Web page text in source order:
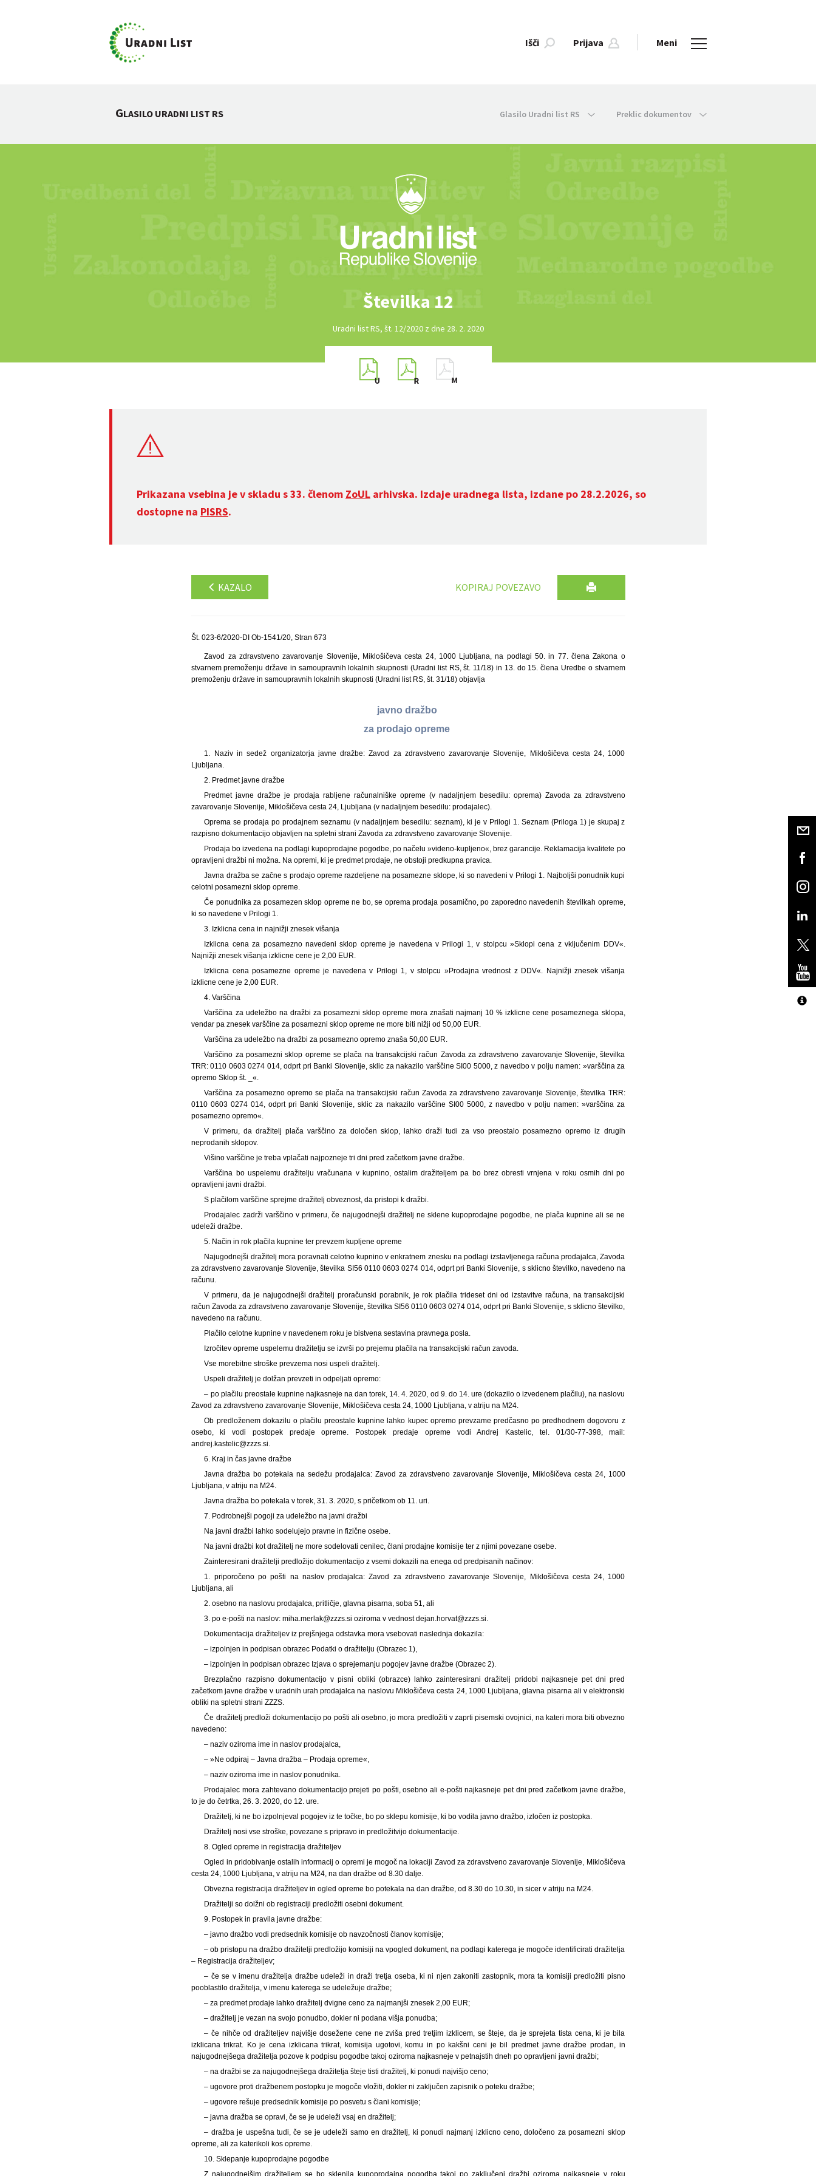
Išči Prijava Meni
GLASILO URADNI LIST RS Glasilo Uradni list RS Preklic dokumentov
Številka 12
Uradni list RS, št. 12/2020 z dne 28. 2. 2020
Prikazana vsebina je v skladu s 33. členom ZoUL arhivska. Izdaje uradnega lista, izdane po 28.2.2026, so
dostopne na PISRS.
KAZALO KOPIRAJ POVEZAVO
Št. 023-6/2020-DI Ob-1541/20, Stran 673
Zavod za zdravstveno zavarovanje Slovenije, Miklošičeva cesta 24, 1000 Ljubljana, na podlagi 50. in 77. člena Zakona o
stvarnem premoženju države in samoupravnih lokalnih skupnosti (Uradni list RS, št. 11/18) in 13. do 15. člena Uredbe o stvarnem
premoženju države in samoupravnih lokalnih skupnosti (Uradni list RS, št. 31/18) objavlja
javno dražbo
za prodajo opreme
1. Naziv in sedež organizatorja javne dražbe: Zavod za zdravstveno zavarovanje Slovenije, Miklošičeva cesta 24, 1000
Ljubljana.
2. Predmet javne dražbe
Predmet javne dražbe je prodaja rabljene računalniške opreme (v nadaljnjem besedilu: oprema) Zavoda za zdravstveno
zavarovanje Slovenije, Miklošičeva cesta 24, Ljubljana (v nadaljnjem besedilu: prodajalec).
Oprema se prodaja po prodajnem seznamu (v nadaljnjem besedilu: seznam), ki je v Prilogi 1. Seznam (Priloga 1) je skupaj z
razpisno dokumentacijo objavljen na spletni strani Zavoda za zdravstveno zavarovanje Slovenije.
Prodaja bo izvedena na podlagi kupoprodajne pogodbe, po načelu »videno-kupljeno«, brez garancije. Reklamacija kvalitete po
opravljeni dražbi ni možna. Na opremi, ki je predmet prodaje, ne obstoji predkupna pravica.
Javna dražba se začne s prodajo opreme razdeljene na posamezne sklope, ki so navedeni v Prilogi 1. Najboljši ponudnik kupi
celotni posamezni sklop opreme.
Če ponudnika za posamezen sklop opreme ne bo, se oprema prodaja posamično, po zaporedno navedenih številkah opreme,
ki so navedene v Prilogi 1.
3. Izklicna cena in najnižji znesek višanja
Izklicna cena za posamezno navedeni sklop opreme je navedena v Prilogi 1, v stolpcu »Sklopi cena z vključenim DDV«.
Najnižji znesek višanja izklicne cene je 2,00 EUR.
Izklicna cena posamezne opreme je navedena v Prilogi 1, v stolpcu »Prodajna vrednost z DDV«. Najnižji znesek višanja
izklicne cene je 2,00 EUR.
4. Varščina
Varščina za udeležbo na dražbi za posamezni sklop opreme mora znašati najmanj 10 % izklicne cene posameznega sklopa,
vendar pa znesek varščine za posamezni sklop opreme ne more biti nižji od 50,00 EUR.
Varščina za udeležbo na dražbi za posamezno opremo znaša 50,00 EUR.
Varščino za posamezni sklop opreme se plača na transakcijski račun Zavoda za zdravstveno zavarovanje Slovenije, številka
TRR: 0110 0603 0274 014, odprt pri Banki Slovenije, sklic za nakazilo varščine SI00 5000, z navedbo v polju namen: »varščina za
opremo Sklop št. _«.
Varščina za posamezno opremo se plača na transakcijski račun Zavoda za zdravstveno zavarovanje Slovenije, številka TRR:
0110 0603 0274 014, odprt pri Banki Slovenije, sklic za nakazilo varščine SI00 5000, z navedbo v polju namen: »varščina za
posamezno opremo«.
V primeru, da dražitelj plača varščino za določen sklop, lahko draži tudi za vso preostalo posamezno opremo iz drugih
neprodanih sklopov.
Višino varščine je treba vplačati najpozneje tri dni pred začetkom javne dražbe.
Varščina bo uspelemu dražitelju vračunana v kupnino, ostalim dražiteljem pa bo brez obresti vrnjena v roku osmih dni po
opravljeni javni dražbi.
S plačilom varščine sprejme dražitelj obveznost, da pristopi k dražbi.
Prodajalec zadrži varščino v primeru, če najugodnejši dražitelj ne sklene kupoprodajne pogodbe, ne plača kupnine ali se ne
udeleži dražbe.
5. Način in rok plačila kupnine ter prevzem kupljene opreme
Najugodnejši dražitelj mora poravnati celotno kupnino v enkratnem znesku na podlagi izstavljenega računa prodajalca, Zavoda
za zdravstveno zavarovanje Slovenije, številka SI56 0110 0603 0274 014, odprt pri Banki Slovenije, s sklicno številko, navedeno na
računu.
V primeru, da je najugodnejši dražitelj proračunski porabnik, je rok plačila trideset dni od izstavitve računa, na transakcijski
račun Zavoda za zdravstveno zavarovanje Slovenije, številka SI56 0110 0603 0274 014, odprt pri Banki Slovenije, s sklicno številko,
navedeno na računu.
Plačilo celotne kupnine v navedenem roku je bistvena sestavina pravnega posla.
Izročitev opreme uspelemu dražitelju se izvrši po prejemu plačila na transakcijski račun zavoda.
Vse morebitne stroške prevzema nosi uspeli dražitelj.
Uspeli dražitelj je dolžan prevzeti in odpeljati opremo:
– po plačilu preostale kupnine najkasneje na dan torek, 14. 4. 2020, od 9. do 14. ure (dokazilo o izvedenem plačilu), na naslovu
Zavod za zdravstveno zavarovanje Slovenije, Miklošičeva cesta 24, 1000 Ljubljana, v atriju na M24.
Ob predloženem dokazilu o plačilu preostale kupnine lahko kupec opremo prevzame predčasno po predhodnem dogovoru z
osebo, ki vodi postopek predaje opreme. Postopek predaje opreme vodi Andrej Kastelic, tel. 01/30-77-398, mail:
andrej.kastelic@zzzs.si.
6. Kraj in čas javne dražbe
Javna dražba bo potekala na sedežu prodajalca: Zavod za zdravstveno zavarovanje Slovenije, Miklošičeva cesta 24, 1000
Ljubljana, v atriju na M24.
Javna dražba bo potekala v torek, 31. 3. 2020, s pričetkom ob 11. uri.
7. Podrobnejši pogoji za udeležbo na javni dražbi
Na javni dražbi lahko sodelujejo pravne in fizične osebe.
Na javni dražbi kot dražitelj ne more sodelovati cenilec, člani prodajne komisije ter z njimi povezane osebe.
Zainteresirani dražitelji predložijo dokumentacijo z vsemi dokazili na enega od predpisanih načinov:
1. priporočeno po pošti na naslov prodajalca: Zavod za zdravstveno zavarovanje Slovenije, Miklošičeva cesta 24, 1000
Ljubljana, ali
2. osebno na naslovu prodajalca, pritličje, glavna pisarna, soba 51, ali
3. po e-pošti na naslov: miha.merlak@zzzs.si oziroma v vednost dejan.horvat@zzzs.si.
Dokumentacija dražiteljev iz prejšnjega odstavka mora vsebovati naslednja dokazila:
– izpolnjen in podpisan obrazec Podatki o dražitelju (Obrazec 1),
– izpolnjen in podpisan obrazec Izjava o sprejemanju pogojev javne dražbe (Obrazec 2).
Brezplačno razpisno dokumentacijo v pisni obliki (obrazce) lahko zainteresirani dražitelj pridobi najkasneje pet dni pred
začetkom javne dražbe v uradnih urah prodajalca na naslovu Miklošičeva cesta 24, 1000 Ljubljana, glavna pisarna ali v elektronski
obliki na spletni strani ZZZS.
Če dražitelj predloži dokumentacijo po pošti ali osebno, jo mora predložiti v zaprti pisemski ovojnici, na kateri mora biti obvezno
navedeno:
– naziv oziroma ime in naslov prodajalca,
– »Ne odpiraj – Javna dražba – Prodaja opreme«,
– naziv oziroma ime in naslov ponudnika.
Prodajalec mora zahtevano dokumentacijo prejeti po pošti, osebno ali e-pošti najkasneje pet dni pred začetkom javne dražbe,
to je do četrtka, 26. 3. 2020, do 12. ure.
Dražitelj, ki ne bo izpolnjeval pogojev iz te točke, bo po sklepu komisije, ki bo vodila javno dražbo, izločen iz postopka.
Dražitelj nosi vse stroške, povezane s pripravo in predložitvijo dokumentacije.
8. Ogled opreme in registracija dražiteljev
Ogled in pridobivanje ostalih informacij o opremi je mogoč na lokaciji Zavod za zdravstveno zavarovanje Slovenije, Miklošičeva
cesta 24, 1000 Ljubljana, v atriju na M24, na dan dražbe od 8.30 dalje.
Obvezna registracija dražiteljev in ogled opreme bo potekala na dan dražbe, od 8.30 do 10.30, in sicer v atriju na M24.
Dražitelji so dolžni ob registraciji predložiti osebni dokument.
9. Postopek in pravila javne dražbe:
– javno dražbo vodi predsednik komisije ob navzočnosti članov komisije;
– ob pristopu na dražbo dražitelji predložijo komisiji na vpogled dokument, na podlagi katerega je mogoče identificirati dražitelja
– Registracija dražiteljev;
– če se v imenu dražitelja dražbe udeleži in draži tretja oseba, ki ni njen zakoniti zastopnik, mora ta komisiji predložiti pisno
pooblastilo dražitelja, v imenu katerega se udeležuje dražbe;
– za predmet prodaje lahko dražitelj dvigne ceno za najmanjši znesek 2,00 EUR;
– dražitelj je vezan na svojo ponudbo, dokler ni podana višja ponudba;
– če nihče od dražiteljev najvišje dosežene cene ne zviša pred tretjim izklicem, se šteje, da je sprejeta tista cena, ki je bila
izklicana trikrat. Ko je cena izklicana trikrat, komisija ugotovi, komu in po kakšni ceni je bil predmet javne dražbe prodan, in
najugodnejšega dražitelja pozove k podpisu pogodbe takoj oziroma najkasneje v petnajstih dneh po opravljeni javni dražbi;
– na dražbi se za najugodnejšega dražitelja šteje tisti dražitelj, ki ponudi najvišjo ceno;
– ugovore proti dražbenem postopku je mogoče vložiti, dokler ni zaključen zapisnik o poteku dražbe;
– ugovore rešuje predsednik komisije po posvetu s člani komisije;
– javna dražba se opravi, če se je udeleži vsaj en dražitelj;
– dražba je uspešna tudi, če se je udeleži samo en dražitelj, ki ponudi najmanj izklicno ceno, določeno za posamezni sklop
opreme, ali za katerikoli kos opreme.
10. Sklepanje kupoprodajne pogodbe
Z najugodnejšim dražiteljem se bo sklenila kupoprodajna pogodba takoj po zaključeni dražbi oziroma najkasneje v roku